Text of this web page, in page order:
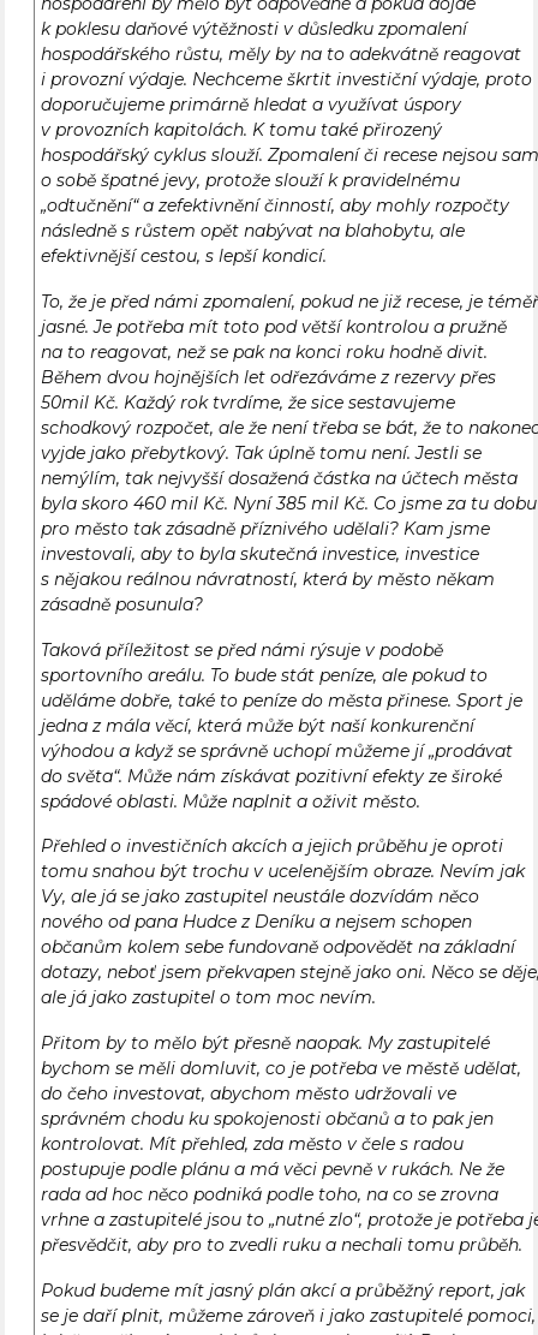
k poklesu daňové výtěžnosti v důsledku zpomalení
hospodářského růstu, měly by na to adekvátně reagovat
i provozní výdaje. Nechceme škrtit investiční výdaje, proto
doporučujeme primárně hledat a využívat úspory
v provozních kapitolách. K tomu také přirozený
hospodářský cyklus slouží. Zpomalení či recese nejsou
o sobě špatné jevy, protože slouží k pravidelnému
„odtučnění“ a zefektivnění činností, aby mohly rozpočty
následně s růstem opět nabývat na blahobytu, ale
efektivnější cestou, s lepší kondicí.
To, že je před námi zpomalení, pokud ne již recese, je
jasné. Je potřeba mít toto pod větší kontrolou a pružně
na to reagovat, než se pak na konci roku hodně divit.
Během dvou hojnějších let odřezáváme z rezervy přes
50mil Kč. Každý rok tvrdíme, že sice sestavujeme
schodkový rozpočet, ale že není třeba se bát, že to
vyjde jako přebytkový. Tak úplně tomu není. Jestli se
nemýlím, tak nejvyšší dosažená částka na účtech města
byla skoro 460 mil Kč. Nyní 385 mil Kč. Co jsme za tu dobu
pro město tak zásadně příznivého udělali? Kam jsme
investovali, aby to byla skutečná investice, investice
s nějakou reálnou návratností, která by město někam
zásadně posunula?
Taková příležitost se před námi rýsuje v podobě
sportovního areálu. To bude stát peníze, ale pokud to
uděláme dobře, také to peníze do města přinese. Sport je
jedna z mála věcí, která může být naší konkurenční
výhodou a když se správně uchopí můžeme jí „prodávat
do světa“. Může nám získávat pozitivní efekty ze široké
spádové oblasti. Může naplnit a oživit město.
Přehled o investičních akcích a jejich průběhu je oproti
tomu snahou být trochu v ucelenějším obraze. Nevím jak
Vy, ale já se jako zastupitel neustále dozvídám něco
nového od pana Hudce z Deníku a nejsem schopen
občanům kolem sebe fundovaně odpovědět na základní
dotazy, neboť jsem překvapen stejně jako oni. Něco se
ale já jako zastupitel o tom moc nevím.
Přitom by to mělo být přesně naopak. My zastupitelé
bychom se měli domluvit, co je potřeba ve městě udělat,
do čeho investovat, abychom město udržovali ve
správném chodu ku spokojenosti občanů a to pak jen
kontrolovat. Mít přehled, zda město v čele s radou
postupuje podle plánu a má věci pevně v rukách. Ne že
rada ad hoc něco podniká podle toho, na co se zrovna
vrhne a zastupitelé jsou to „nutné zlo“, protože je potřeba
přesvědčit, aby pro to zvedli ruku a nechali tomu průběh.
Pokud budeme mít jasný plán akcí a průběžný report, jak
se je daří plnit, můžeme zároveň i jako zastupitelé pomoci,